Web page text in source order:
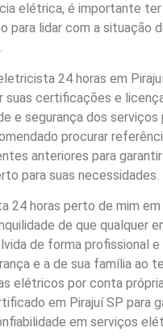
elétrica, é importante ter
para lidar com a situação
24 horas em
suas certificações e
e segurança dos serviços
procurar
anteriores para
para suas necessidades.
24 horas perto de mim em
de que qualquer
de forma profissional e
e a de sua família ao
elétricos por conta
em Pirajuí SP para
em serviços